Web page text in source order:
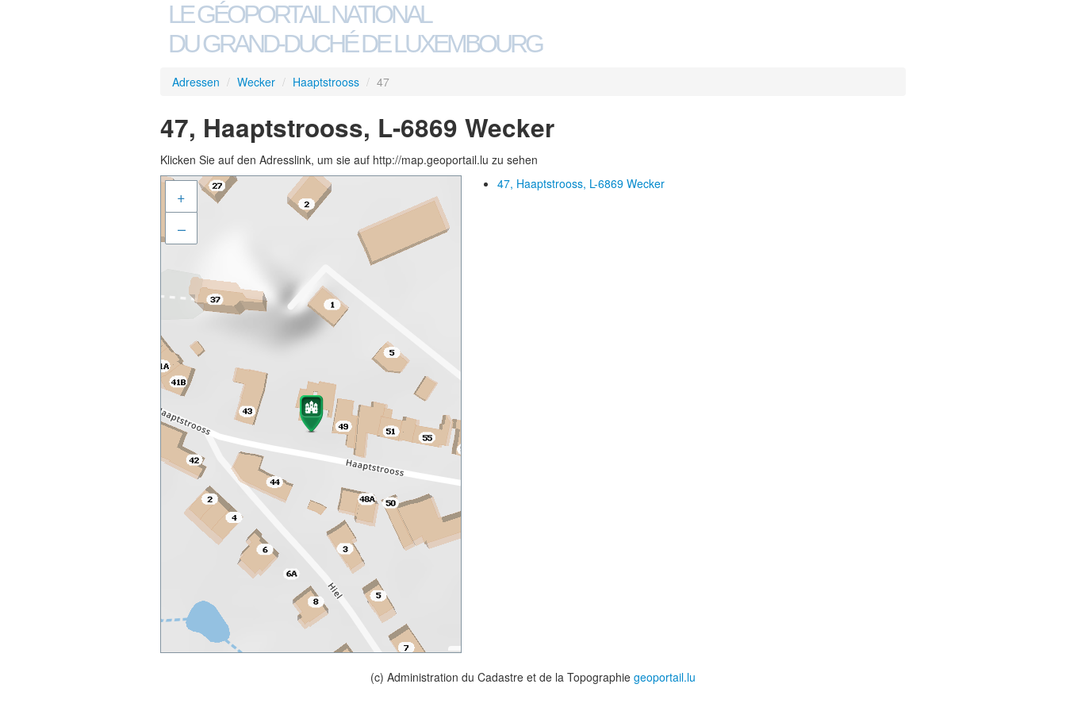
LE GÉOPORTAIL NATIONAL
DU GRAND-DUCHÉ DE LUXEMBOURG
Adressen / Wecker / Haaptstrooss / 47
47, Haaptstrooss, L-6869 Wecker
Klicken Sie auf den Adresslink, um sie auf http://map.geoportail.lu zu sehen
+
–
47, Haaptstrooss, L-6869 Wecker
(c) Administration du Cadastre et de la Topographie geoportail.lu